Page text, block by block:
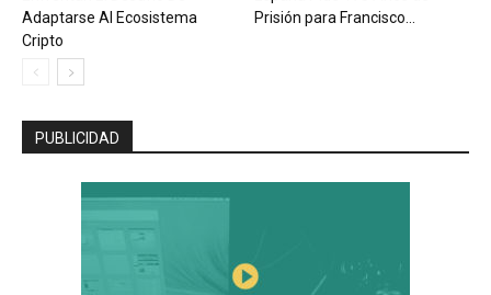
Adaptarse Al Ecosistema
Cripto
Prisión para Francisco...
PUBLICIDAD